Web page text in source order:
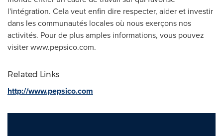
l'intégration. Cela veut enfin dire respecter, aider et investir
dans les communautés locales où nous exerçons nos
activités. Pour de plus amples informations, vous pouvez
visiter www.pepsico.com.
Related Links
http://www.pepsico.com